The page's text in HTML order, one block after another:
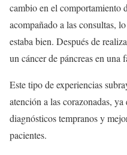
cambio en el comportamiento
acompañado a las consultas,
estaba bien. Después de
un cáncer de páncreas en una
Este tipo de experiencias
atención a las corazonadas,
diagnósticos tempranos y
pacientes.